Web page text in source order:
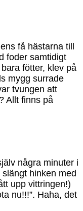
få hästarna till
foder samtidigt
fötter, klev på
mygg surrade
tvungen att
Allt finns på
några minuter i
hinken med
upp vittringen!)
nu!!!”. Haha, det